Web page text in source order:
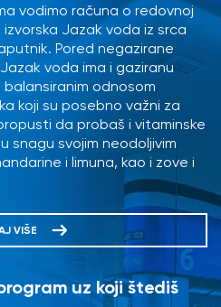
vodimo računa o redovnoj
Jazak voda iz srca
Pored negazirane
voda ima i gaziranu
odnosom
koji su posebno važni za
da probaš i vitaminske
snagu svojim neodoljivim
i limuna, kao i zove i
VIŠE
uz koji štediš